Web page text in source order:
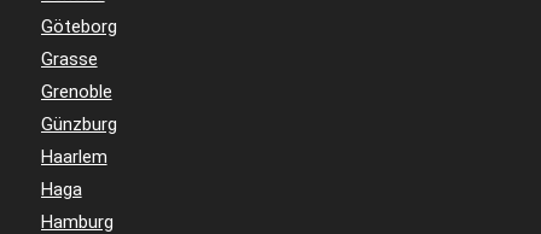
Göteborg
Grasse
Grenoble
Günzburg
Haarlem
Haga
Hamburg